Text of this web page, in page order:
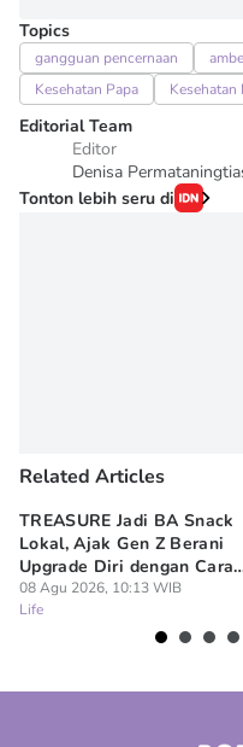
Topics
gangguan pencernaan
Kesehatan Papa
Kesehatan
Editorial Team
Editor
Denisa
Tonton lebih seru di
Related Articles
TREASURE Jadi BA Snack
Lokal, Ajak Gen Z Berani
Upgrade Diri dengan Cara
Sendiri
08 Agu 2026, 10:13 WIB
Life